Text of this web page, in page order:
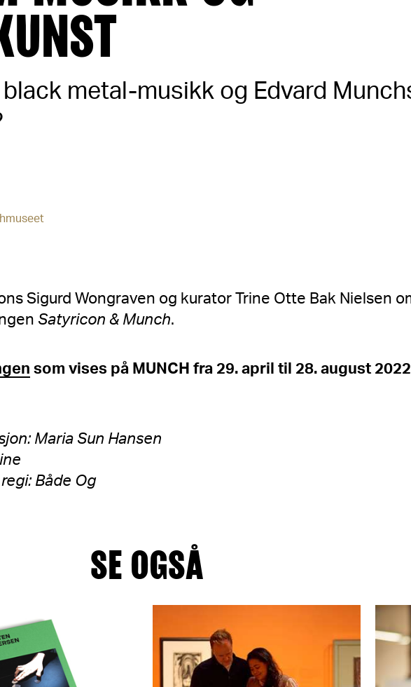
black metal-musikk og Edvard
Sigurd Wongraven og kurator Trine Otte Bak Nielsen
Satyricon & Munch.
som vises på MUNCH fra 29. april til 28. august
Maria Sun Hansen
Både Og
SE OGSÅ